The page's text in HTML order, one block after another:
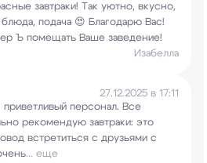
завтраки! Так уютно, вкусно,
подача 😍 Благодарю Вас!
Ъ помещать Ваше заведение!
Изабелла
27.12.2025 в 17:11
персонал. Все
рекомендую завтраки: это
встретиться с друзьями с
... еще